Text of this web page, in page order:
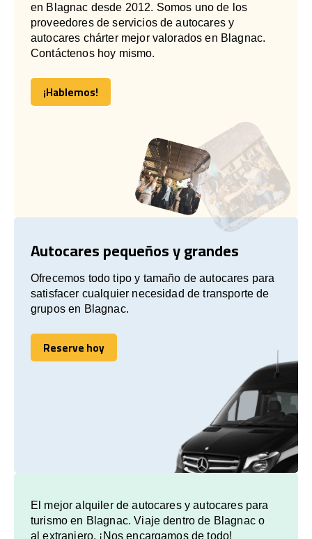
en Blagnac desde 2012. Somos uno de los
proveedores de servicios de autocares y
autocares chárter mejor valorados en Blagnac.
Contáctenos hoy mismo.
¡Hablemos!
¡Hablemos!
Autocares pequeños y grandes
Ofrecemos todo tipo y tamaño de autocares para
satisfacer cualquier necesidad de transporte de
grupos en Blagnac.
Reserve hoy
Reserve hoy
El mejor alquiler de autocares y autocares para
turismo en Blagnac. Viaje dentro de Blagnac o
al extranjero. ¡Nos encargamos de todo!